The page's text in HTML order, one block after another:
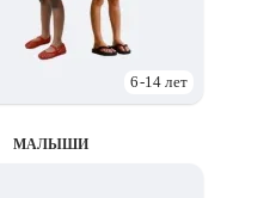
6-14 лет
МАЛЫШИ